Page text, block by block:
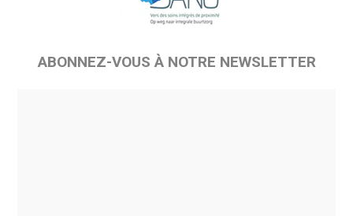
ABONNEZ-VOUS À NOTRE NEWSLETTER